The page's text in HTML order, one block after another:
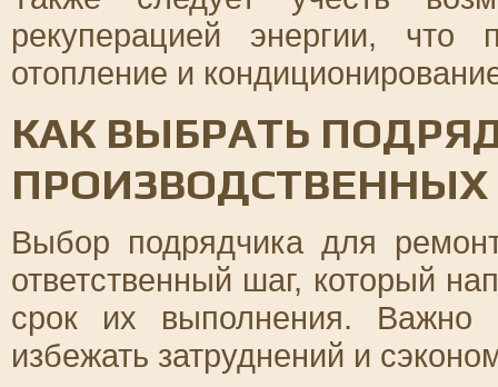
рекуперацией энергии, что
отопление и
КАК ВЫБРАТЬ
Выбор подрядчика для
ответственный шаг, который
срок их выполнения. Важно
избежать затруднений и